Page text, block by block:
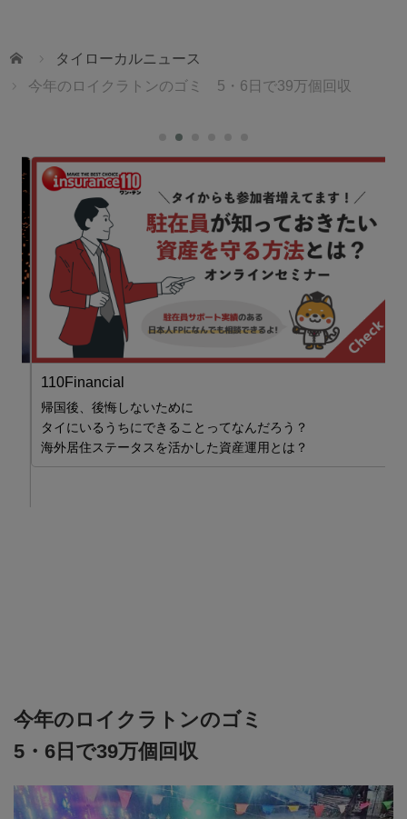
ホーム
タイローカルニュース
今年のロイクラトンのゴミ 5・6日で39万個回収
110Financial
帰国後、後悔しないために
タイにいるうちにできることってなんだろう？
海外居住ステータスを活かした資産運用とは？
今年のロイクラトンのゴミ
5・6日で39万個回収